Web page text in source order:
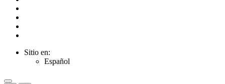
Sitio en:
Español